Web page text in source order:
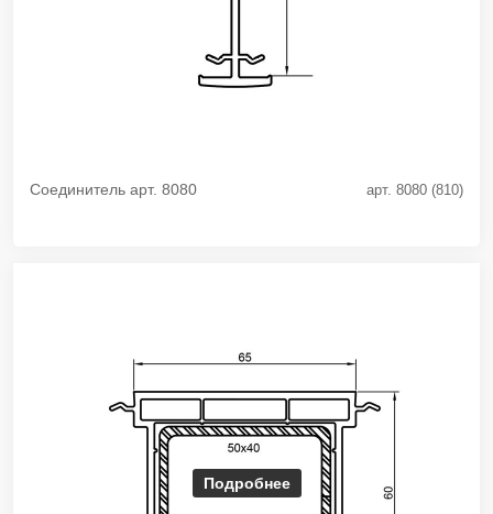
Соединитель арт. 8080 арт. 8080 (810)
Подробнее